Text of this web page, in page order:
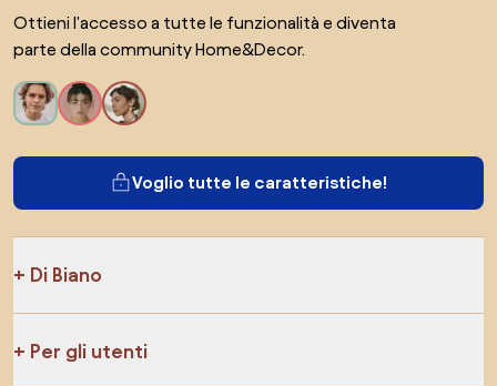
Ottieni l'accesso a tutte le funzionalità e diventa
parte della community Home&Decor.
Voglio tutte le caratteristiche!
Di Biano
Per gli utenti